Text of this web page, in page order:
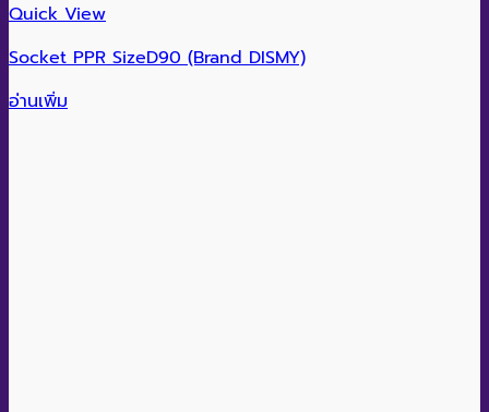
Quick View
Socket PPR SizeD90 (Brand DISMY)
อ่านเพิ่ม